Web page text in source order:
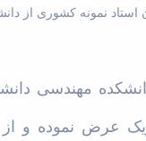
مهندسی
عرض نموده و از